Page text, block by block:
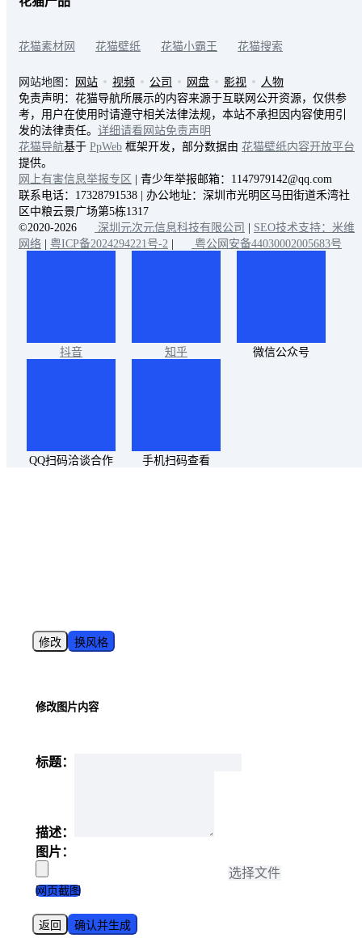
花猫素材网 花猫壁纸 花猫小霸王 花猫搜索
网站地图： 网站 视频 公司 网盘 影视
人物
免责声明：花猫导航所展示的内容来源于互联网公开资源，仅供参
考，用户在使用时请遵守相关法律法规，本站不承担因内容使用引
发的法律责任。 详细请看网站免责声明
花猫导航基于 PpWeb 框架开发，部分数据由 花猫壁纸内容开放平台
提供。
网上有害信息举报专区 | 青少年举报邮箱：1147979142@qq.com
联系电话：17328791538 | 办公地址：深圳市光明区马田街道禾湾社
区中粮云景广场第5栋1317
©2020-2026
深圳元次元信息科技有限公司 | SEO技术支持：米维
网络 | 粤ICP备2024294221号-2 | 粤公网安备44030002005683号
抖音 知乎 微信公众号
QQ扫码洽谈合作 手机扫码查看
修改 换风格
修改图片内容
标题：
描述：
图片：
选择文件
网页截图
返回 确认并生成